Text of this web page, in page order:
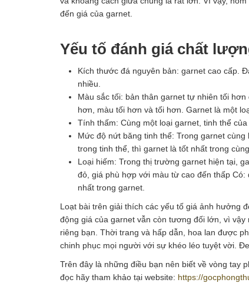
đến giá của garnet.
Yếu tố đánh giá chất
Kích thước đá nguyên bản: garnet cao cấp.
nhiều.
Màu sắc tối: bản thân garnet tự nhiên tối
hơn, màu tối hơn và tối hơn. Garnet là một
Tính thấm: Cùng một loại garnet, tinh thể
Mức độ nứt băng tinh thể: Trong garnet
trong tinh thể, thì garnet là tốt nhất trong
Loại hiếm: Trong thị trường garnet hiện tại,
đỏ, giá phù hợp với màu từ cao đến thấp
nhất trong garnet.
Loạt bài trên giải thích các yếu tố giá ảnh hưởng
động giá của garnet vẫn còn tương đối lớn, vì
riêng bạn. Thời trang và hấp dẫn, hoa lan được
chinh phục mọi người với sự khéo léo tuyệt vời.
Trên đây là những điều bạn nên biết về vòng tay
đọc hãy tham khảo tại website: https://